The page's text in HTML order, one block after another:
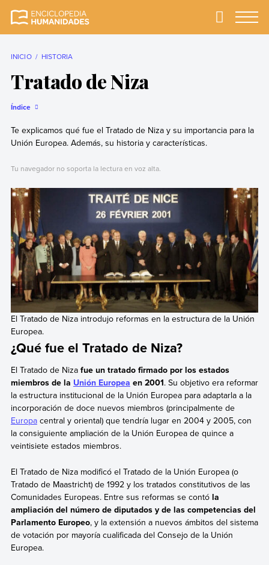
completa y más
Primary
INICIO HISTORIA
Tratado de Niza
Índice
Te explicamos qué fue el Tratado de Niza y su importancia para la
Unión Europea. Además, su historia y características.
Tu navegador no soporta la lectura en voz alta.
El Tratado de Niza introdujo reformas en la estructura de la Unión
Europea.
¿Qué fue el Tratado de Niza?
El Tratado de Niza fue un tratado firmado por los estados
miembros de la Unión Europea en 2001. Su objetivo era reformar
la estructura institucional de la Unión Europea para adaptarla a la
incorporación de doce nuevos miembros (principalmente de
Europacentral y oriental) que tendría lugar en 2004 y 2005, con
la consiguiente ampliación de la Unión Europea de quince a
veintisiete estados miembros.
El Tratado de Niza modificó el Tratado de la Unión Europea (o
Tratado de Maastricht) de 1992 y los tratados constitutivos de las
Comunidades Europeas. Entre sus reformas se contó la
ampliación del número de diputados y de las competencias del
Parlamento Europeo, y la extensión a nuevos ámbitos del sistema
de votación por mayoría cualificada del Consejo de la Unión
Europea.